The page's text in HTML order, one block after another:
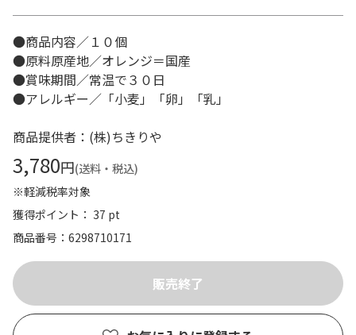
●商品内容／１０個
●原料原産地／オレンジ＝国産
●賞味期間／常温で３０日
●アレルギー／「小麦」「卵」「乳」
商品提供者：(株)ちきりや
3,780円(送料・税込)
※軽減税率対象
獲得ポイント： 37 pt
商品番号
6298710171